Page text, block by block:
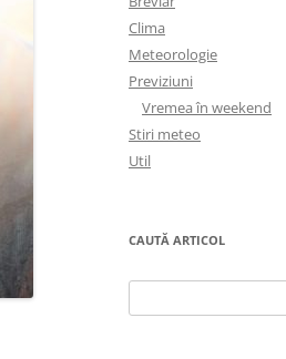
Clima
Meteorologie
Previziuni
Vremea în weekend
Stiri meteo
Util
CAUTĂ ARTICOL
după: